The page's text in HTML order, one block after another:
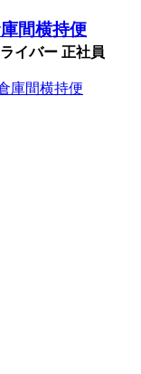
間横持便
イバー 正社員